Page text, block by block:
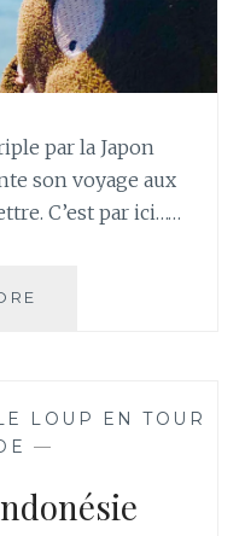
par la Japon
son voyage aux
C’est par ici……
LOUP EN TOUR
—